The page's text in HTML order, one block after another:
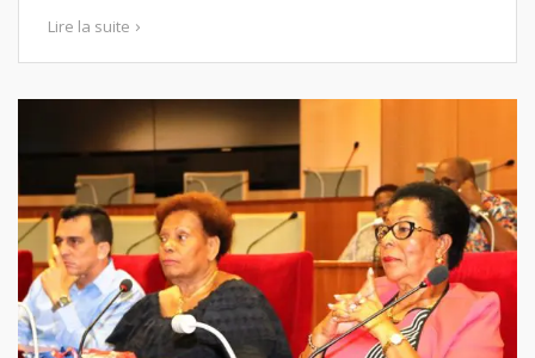
Lire la suite